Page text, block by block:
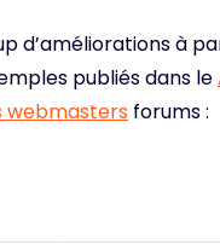
d’améliorations à
publiés dans le
webmasters forums :